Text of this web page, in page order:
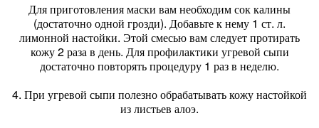
Для приготовления маски вам необходим сок калины
(достаточно одной грозди). Добавьте к нему 1 ст. л.
лимонной настойки. Этой смесью вам следует протирать
кожу 2 раза в день. Для профилактики угревой сыпи
достаточно повторять процедуру 1 раз в неделю.
4. При угревой сыпи полезно обрабатывать кожу настойкой
из листьев алоэ.